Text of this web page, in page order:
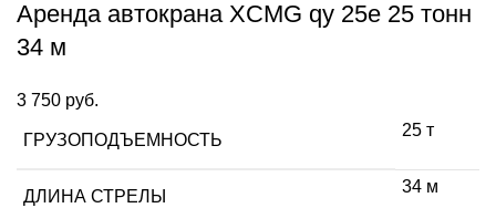
Аренда автокрана XCMG qy 25e 25 тонн
34 м
3 750 руб.
ГРУЗОПОДЪЕМНОСТЬ
25 т
ДЛИНА СТРЕЛЫ
34 м